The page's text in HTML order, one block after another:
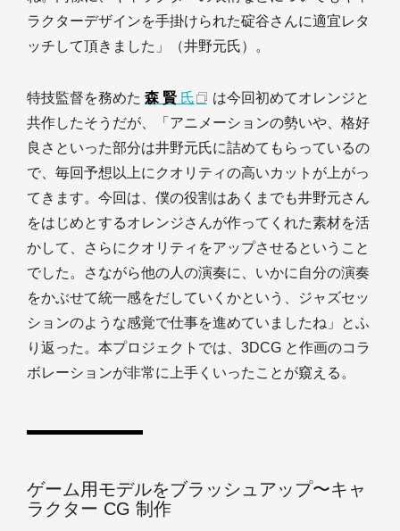
ラクターデザインを手掛けられた碇谷さんに適宜レタ
ッチして頂きました」（井野元氏）。
特技監督を務めた 森 賢 氏
は今回初めてオレンジと
共作したそうだが、「アニメーションの勢いや、格好
良さといった部分は井野元氏に詰めてもらっているの
で、毎回予想以上にクオリティの高いカットが上がっ
てきます。今回は、僕の役割はあくまでも井野元さん
をはじめとするオレンジさんが作ってくれた素材を活
かして、さらにクオリティをアップさせるということ
でした。さながら他の人の演奏に、いかに自分の演奏
をかぶせて統一感をだしていくかという、ジャズセッ
ションのような感覚で仕事を進めていましたね」とふ
り返った。本プロジェクトでは、3DCG と作画のコラ
ボレーションが非常に上手くいったことが窺える。
ゲーム用モデルをブラッシュアップ〜キャ
ラクター CG 制作